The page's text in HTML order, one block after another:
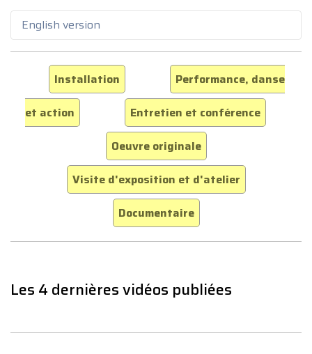
English version
Installation
Performance, danse
et action
Entretien et conférence
Oeuvre originale
Visite d'exposition et d'atelier
Documentaire
Les 4 dernières vidéos publiées